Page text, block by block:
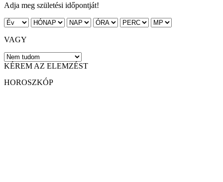
Adja meg születési időpontját!
VAGY
KÉREM AZ ELEMZÉST
HOROSZKÓP